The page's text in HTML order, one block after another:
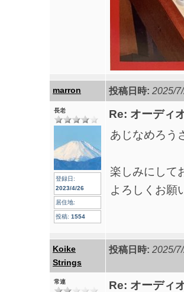
marron 投稿日時: 2025/
長老
登録日:
2023/4/26
居住地:
投稿: 1554
Re: オーディ
あじなめろう
楽しみにして
よろしくお願
Koike
Strings
投稿日時: 2025/
常連
Re: オーディ